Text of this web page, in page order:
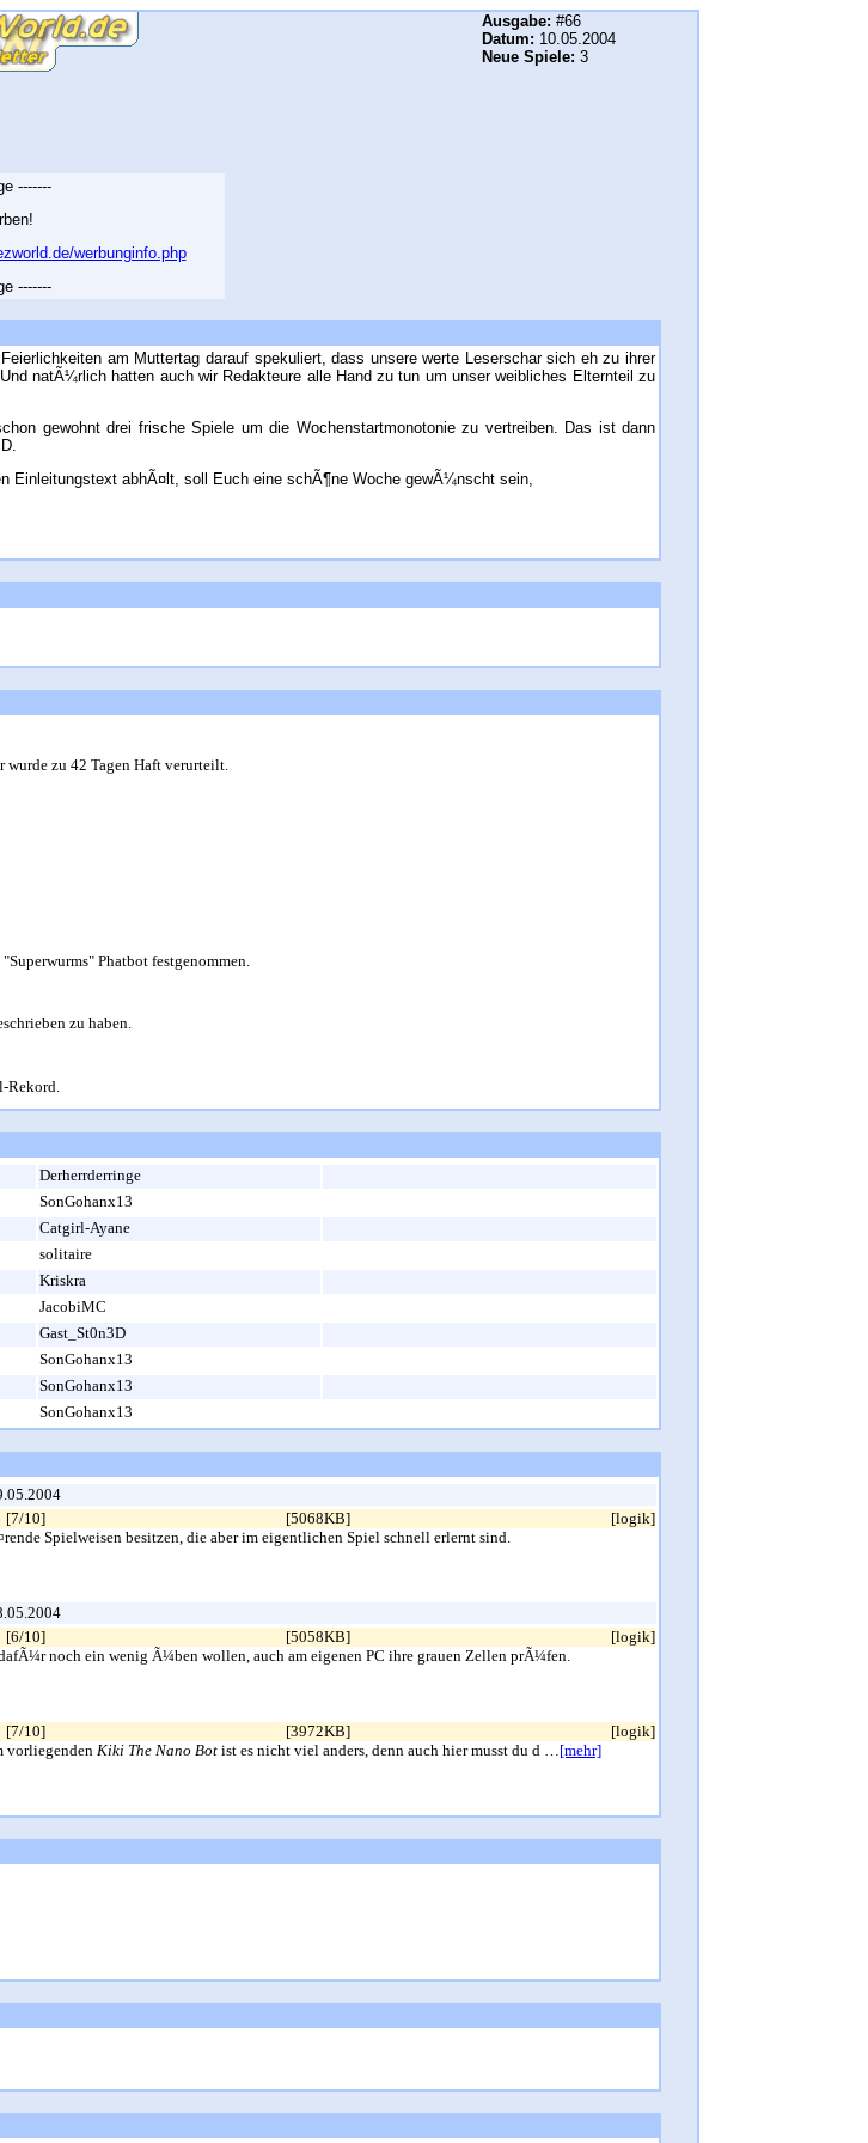
Ausgabe: #66
Datum: 10.05.2004
Neue Spiele: 3
-------
werbunginfo.php
-------
am Muttertag darauf spekuliert, dass unsere werte Leserschar sich eh zu ihrer
natÃ¼rlich hatten auch wir Redakteure alle Hand zu tun um unser weibliches Elternteil zu
gewohnt drei frische Spiele um die Wochenstartmonotonie zu vertreiben. Das ist dann
Einleitungstext abhÃ¤lt, soll Euch eine schÃ¶ne Woche gewÃ¼nscht sein,
zu 42 Tagen Haft verurteilt.
Phatbot festgenommen.
zu haben.
Rekord.
Derherrderringe
SonGohanx13
Catgirl-Ayane
solitaire
Kriskra
JacobiMC
Gast_St0n3D
SonGohanx13
SonGohanx13
SonGohanx13
[7/10] [5068KB]
[logik]
Spielweisen besitzen, die aber im eigentlichen Spiel schnell erlernt sind.
[6/10] [5058KB]
[logik]
noch ein wenig Ã¼ben wollen, auch am eigenen PC ihre grauen Zellen prÃ¼fen.
[7/10] [3972KB]
[logik]
vorliegenden Kiki The Nano Bot ist es nicht viel anders, denn auch hier musst du d …[mehr]